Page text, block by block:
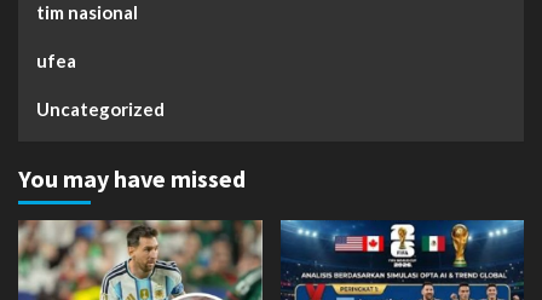
tim nasional
ufea
Uncategorized
You may have missed